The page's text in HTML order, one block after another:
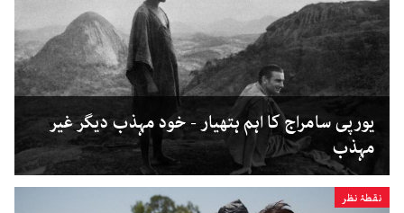
یورپی سامراج کا اہم ہتھیار - خود مہذب دیگر غیر
مہذب
نقطۂ نظر